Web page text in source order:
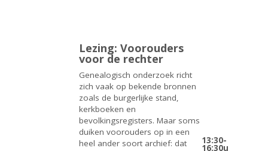
Lezing: Voorouders
voor de rechter
Genealogisch onderzoek richt
zich vaak op bekende bronnen
zoals de burgerlijke stand,
kerkboeken en
bevolkingsregisters. Maar soms
duiken voorouders op in een
heel ander soort archief: dat
13:30-
16:30u